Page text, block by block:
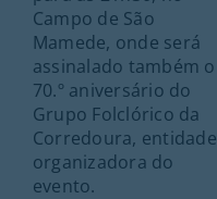
Campo de São
Mamede, onde será
assinalado também o
70.º aniversário do
Grupo Folclórico da
Corredoura, entidade
organizadora do
evento.